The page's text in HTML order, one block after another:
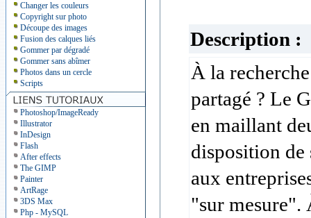
Changer les couleurs
Copyright sur photo
Découpe des images
Fusion des calques liés
Gommer par dégradé
Gommer sans abîmer
Photos dans un cercle
Scripts
Photoshop/ImageReady
Illustrator
InDesign
Flash
After effects
The GIMP
Painter
ArtRage
3DS Max
Php - MySQL
Description :
À la
partagé ? Le
en maillant
disposition de
aux
"sur mesure".